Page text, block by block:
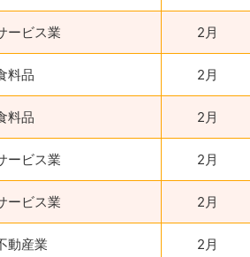
ービス業 2月
料品 2月
料品 2月
ービス業 2月
ービス業 2月
動産業 2月